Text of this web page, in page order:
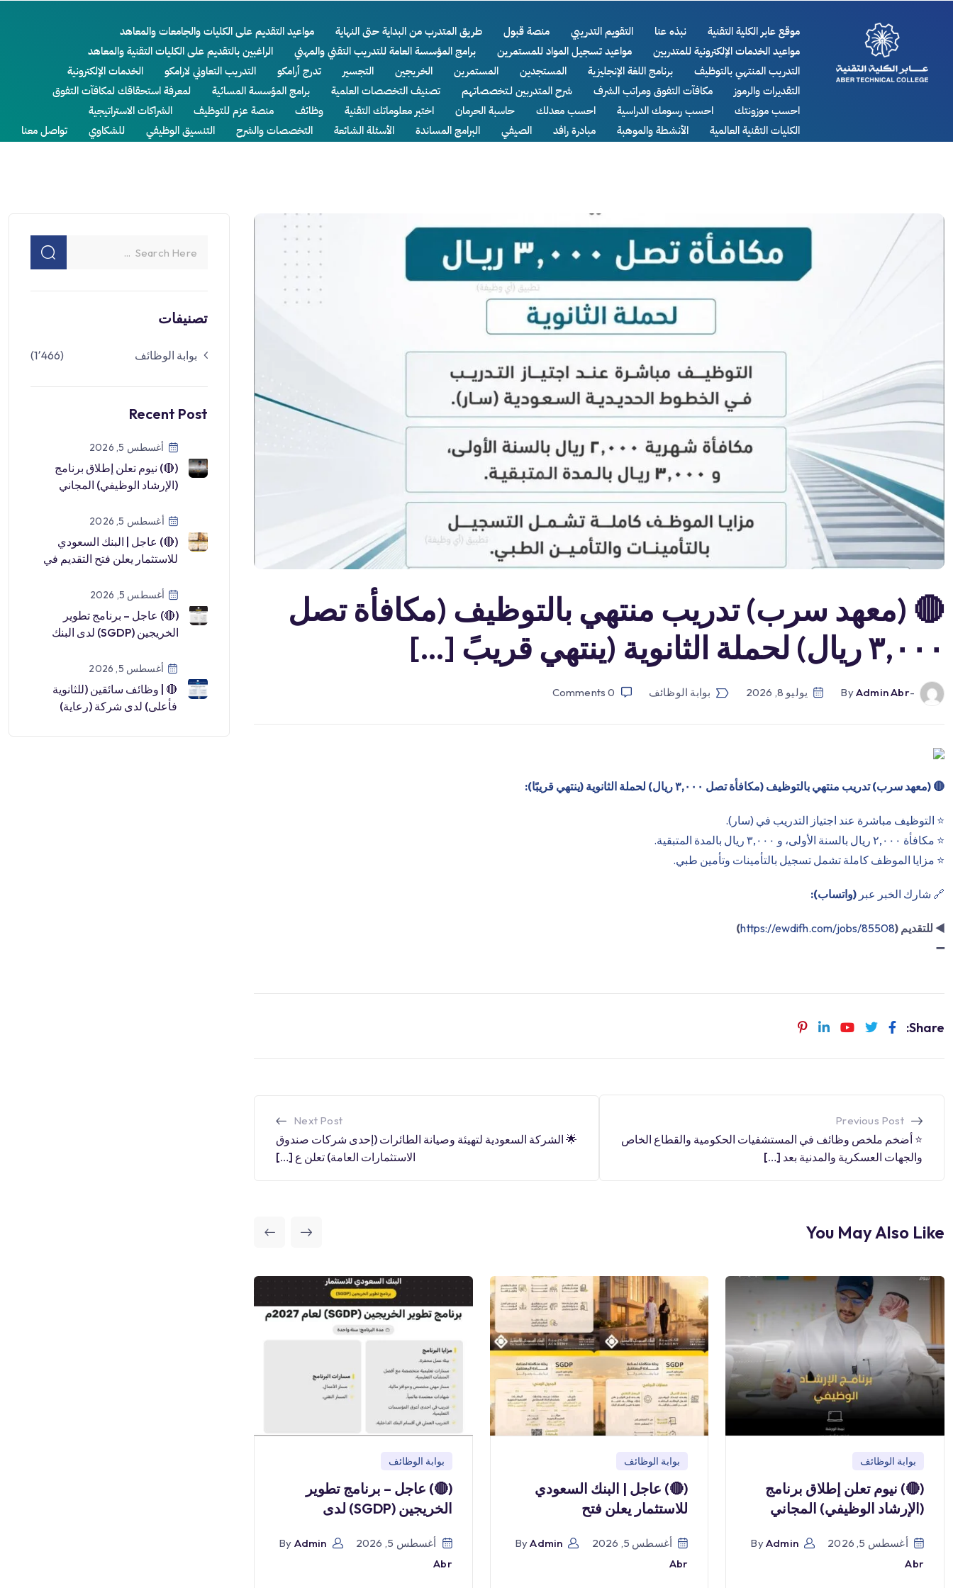
موقع عابر الكلية التقنية نبذه عنا التقويم التدريبي منصة قبول طريق المتدرب من البداية حتى النهاية
مواعيد التقديم على الكليات والجامعات والمعاهد
مواعيد الخدمات الإلكترونية للمتدربين
مواعيد تسجيل المواد للمستمرين برامج المؤسسة العامة للتدريب التقني والمهني
الراغبين بالتقديم على الكليات التقنية والمعاهد
التدريب المنتهي بالتوظيف
برنامج اللغة الإنجليزية المستجدين المستمرين الخريجين التجسير تدرج أرامكو التدريب التعاوني لارامكو
الخدمات الإلكترونية
التقديرات والرموز
مكافآت التفوق ومراتب الشرف شرح المتدربين لـتخصصاتهم تصنيف التخصصات العلمية برامج المؤسسة المسائية
لمعرفة استحقاقك لمكافآت التفوق
احسب موزونتك
احسب رسومك الدراسية احسب معدلك حاسبة الحرمان اختبر معلوماتك التقنية وظائف منصة عزم للتوظيف
الشراكات الاستراتيجية
الكليات التقنية العالمية
الأنشطة والموهبة مبادرة رافد الصيفي البرامج المساندة الأسئلة الشائعة التخصصات والشرح التنسيق الوظيفي للشكاوي تواصل معنا
🔴 (معهد سرب) تدريب منتهي بالتوظيف (مكافأة تصل
٣,٠٠٠ ريال) لحملة الثانوية (ينتهي قريبً […]
-by
Admin Abr يوليو 8, 2026 بوابة الوظائف 0
Comments
🔴 (معهد سرب) تدريب منتهي بالتوظيف (مكافأة تصل ٣,٠٠٠ ريال) لحملة الثانوية (ينتهي قريبًا):
⭐️ التوظيف مباشرة عند اجتياز التدريب في (سار).
⭐️ مكافأة ٢,٠٠٠ ريال بالسنة الأولى، و ٣,٠٠٠ ريال بالمدة المتبقية.
⭐️ مزايا الموظف كاملة تشمل تسجيل بالتأمينات وتأمين طبي.
🔗 شارك الخبر عبر (واتساب):
◀️ للتقديم (https://ewdifh.com/jobs/85508
)
➖
Share:
Previous Post
⭐️ أضخم ملخص وظائف في المستشفيات الحكومية والقطاع الخاص
والجهات العسكرية والمدنية بعد […]
Next Post
🌟 الشركة السعودية لتهيئة وصيانة الطائرات (إحدى شركات صندوق
الاستثمارات العامة) تعلن ع […]
You May Also Like
بوابة الوظائف
(🔴) نيوم تعلن إطلاق برنامج
(الإرشاد الوظيفي) المجاني
أغسطس 5, 2026 ByAdmin
Abr
بوابة الوظائف
(🔴) عاجل | البنك السعودي
للاستثمار يعلن فتح
أغسطس 5, 2026 ByAdmin
Abr
بوابة الوظائف
(🔴) عاجل – برنامج تطوير
الخريجين (SGDP) لدى
أغسطس 5, 2026 By Admin
Abr
تصنيفات
بوابة الوظائف (1٬466)
Recent Post
أغسطس 5, 2026
(🔴) نيوم تعلن إطلاق برنامج
(الإرشاد الوظيفي) المجاني
عمل:▪ […]
أغسطس 5, 2026
(🔴) عاجل | البنك السعودي
للاستثمار يعلن فتح التقديم في
2026م): […]أغسطس 5, 2026
(🔴) عاجل – برنامج تطوير
الخريجين (SGDP) لدى البنك
نساء) لعا […]
أغسطس 5, 2026
🔴 | وظائف سائقين (للثانوية
فأعلى) لدى شركة (رعاية)